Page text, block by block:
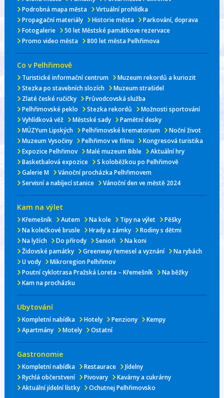
Podrobná mapa města
Virtuální prohlídka
Propagační materiály
Historie města
Parkování, doprava
Fotogalerie
50 let Městské památkove rezervace
Promo video města
800 let města Pelhřimova
Co v Pelhřimově
Turistické informační centrum
Muzeum rekordů a kuriozit
Stezka po stavebních slozích
Muzeum strašidel
Zlaté české ručičky
Průvodcovská služba
Pelhřimovské peklo
Stezka rekordů
Možnosti sportování
Vyhlídková věž
Městské sady
Pamětní desky
MÚZYum Lipských
Pelhřimovské krematorium
Noční život
Muzeum Vysočiny
Pelhřimov ve filmu
Kongresová turistika
Expozice Pelhřimov
Malé muzeum Bible
Aktuální hry
Basketbalová expozice
S koloběžkou po Pelhřimově
Galerie M
Vánoční procházka Pelhřimovem
Servisní a nabíjecí stanice
Vánoční den ve městě 2024
Kam na výlet
Křemešník Autem Na kole Tipy na výlet
Pěšky
Na kolečkové brusle
Hrady a zámky
Rodiny s dětmi
Na lyžích
Do přírody Senioři
Na koni
Židovské památky
Greenway řemesel a vyznání
Na rybách
U vody
Mikroregion Pelhřimov
Poutní cyklotrasa Pražská Loreta – Křemešník
Na běžky
Kam na procházku
Ubytování
Kompletní nabídka Hotely Penziony
Kempy
Apartmány
Motely Ostatní
Gastronomie
Kompletní nabídka Restaurace
Jídelny
Rychlá občerstvení
Pivovary
Kavárny a cukrárny
Aktuální jídelní lístky
Ochutnej Pelhřimovsko